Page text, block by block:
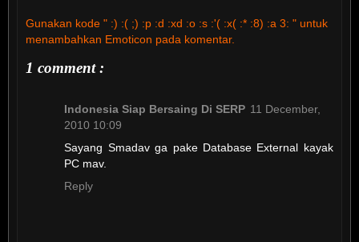
Gunakan kode " :) :( ;) :p :d :xd :o :s :'( :x( :* :8) :a 3: " untuk
menambahkan Emoticon pada komentar.
1 comment :
Indonesia Siap Bersaing Di SERP 11 December,
2010 10:09
Sayang Smadav ga pake Database External kayak
PC mav.
Reply